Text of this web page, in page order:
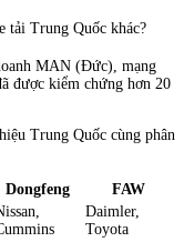
tải Trung Quốc khác?
MAN (Đức), mạng
được kiểm chứng hơn 20
Trung Quốc cùng phân
Dongfeng
FAW
Daimler,
Toyota